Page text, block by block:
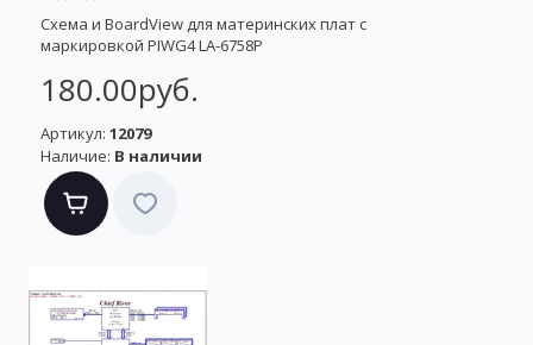
Схема и BoardView для материнских плат с
маркировкой PIWG4 LA-6758P
180.00руб.
Артикул: 12079
Наличие: В наличии